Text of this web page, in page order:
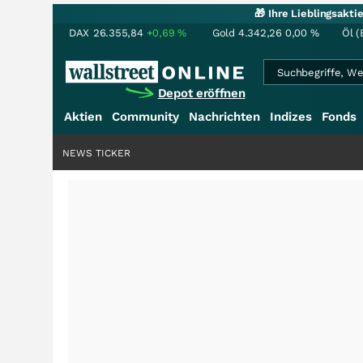
🎁 Ihre
DAX 26.355,84 +0,69% Gold 4.342,26 0,00 % Öl
Depot eröffnen
Aktien
Community Nachrichten Indizes Fonds
NEWS TICKER